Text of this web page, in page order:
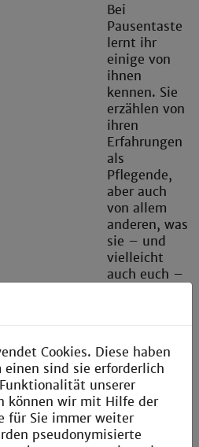
Bei
Pausentaste
lernt ihr
einige von
ihnen
kennen. Sie
erzählen von
ihren
Erfahrungen
als
Pflegende,
aber auch
von allem
anderen, was
sie – und
vielleicht
auch euch –
Stress,
Einsamkeit
oder
Probleme in
der Schule
und an der
Cookies. Diese haben
sind sie erforderlich
unserer
können wir mit Hilfe der
für Sie immer weiter
pseudonymisierte